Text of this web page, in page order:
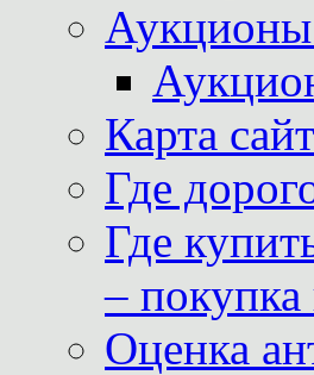
Карта
Где
Где
– покупка
Оценка